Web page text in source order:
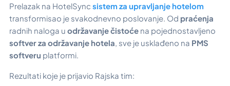
Prelazak na HotelSync sistem za upravljanje hotelom
transformisao je svakodnevno poslovanje. Od praćenja
radnih naloga u održavanje čistoće na pojednostavljeno
softver za održavanje hotela , sve je usklađeno na PMS
softveru platformi.
Rezultati koje je prijavio Rajska tim: